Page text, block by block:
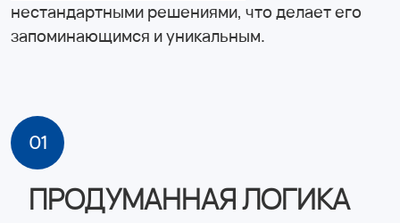
нестандартными решениями, что делает его
запоминающимся и уникальным.
01
ПРОДУМАННАЯ ЛОГИКА